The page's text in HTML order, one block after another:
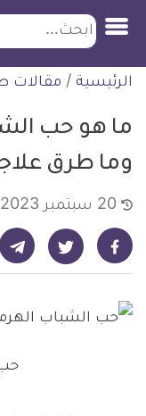
التخطي
للمحتوى
ابحث
الرئيسية / مقالات
ما هو حب
وما طرق
شارك على فيسبوك - ديلي ميديكال انفو شارك على تويتر - ديلي ميديكال انفو شارك على